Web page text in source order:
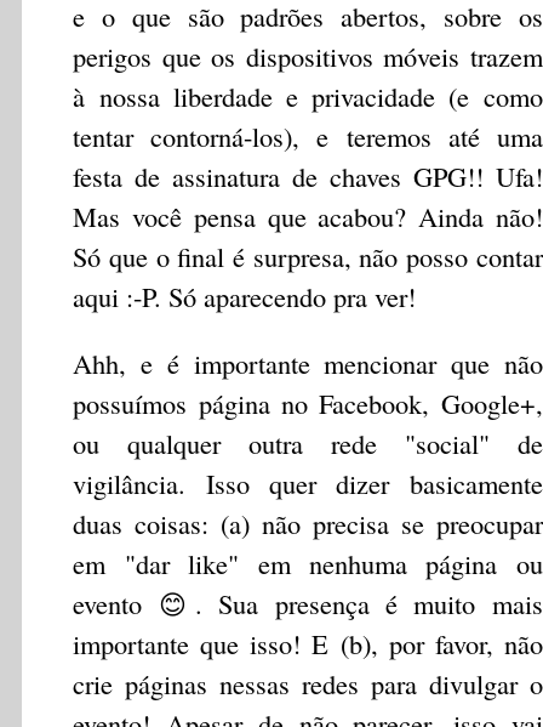
e o que são padrões abertos, sobre os
perigos que os dispositivos móveis trazem
à nossa liberdade e privacidade (e como
tentar contorná-los), e teremos até uma
festa de assinatura de chaves GPG!! Ufa!
Mas você pensa que acabou? Ainda não!
Só que o final é surpresa, não posso contar
aqui :-P. Só aparecendo pra ver!
Ahh, e é importante mencionar que não
possuímos página no Facebook, Google+,
ou qualquer outra rede "social" de
vigilância. Isso quer dizer basicamente
duas coisas: (a) não precisa se preocupar
em "dar like" em nenhuma página ou
evento 😊. Sua presença é muito mais
importante que isso! E (b), por favor, não
crie páginas nessas redes para divulgar o